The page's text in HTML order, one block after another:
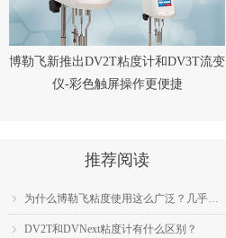
ꁇ 为什么博勒飞粘度使用这么广泛？几乎成为了行业标准？
ꁇ DV2T和DVNext粘度计有什么区别？
推荐阅读
博勒飞新推出DV2T粘度计和DV3T流变
仪-彩色触屏操作更便捷